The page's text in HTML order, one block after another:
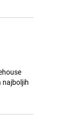
najboljih